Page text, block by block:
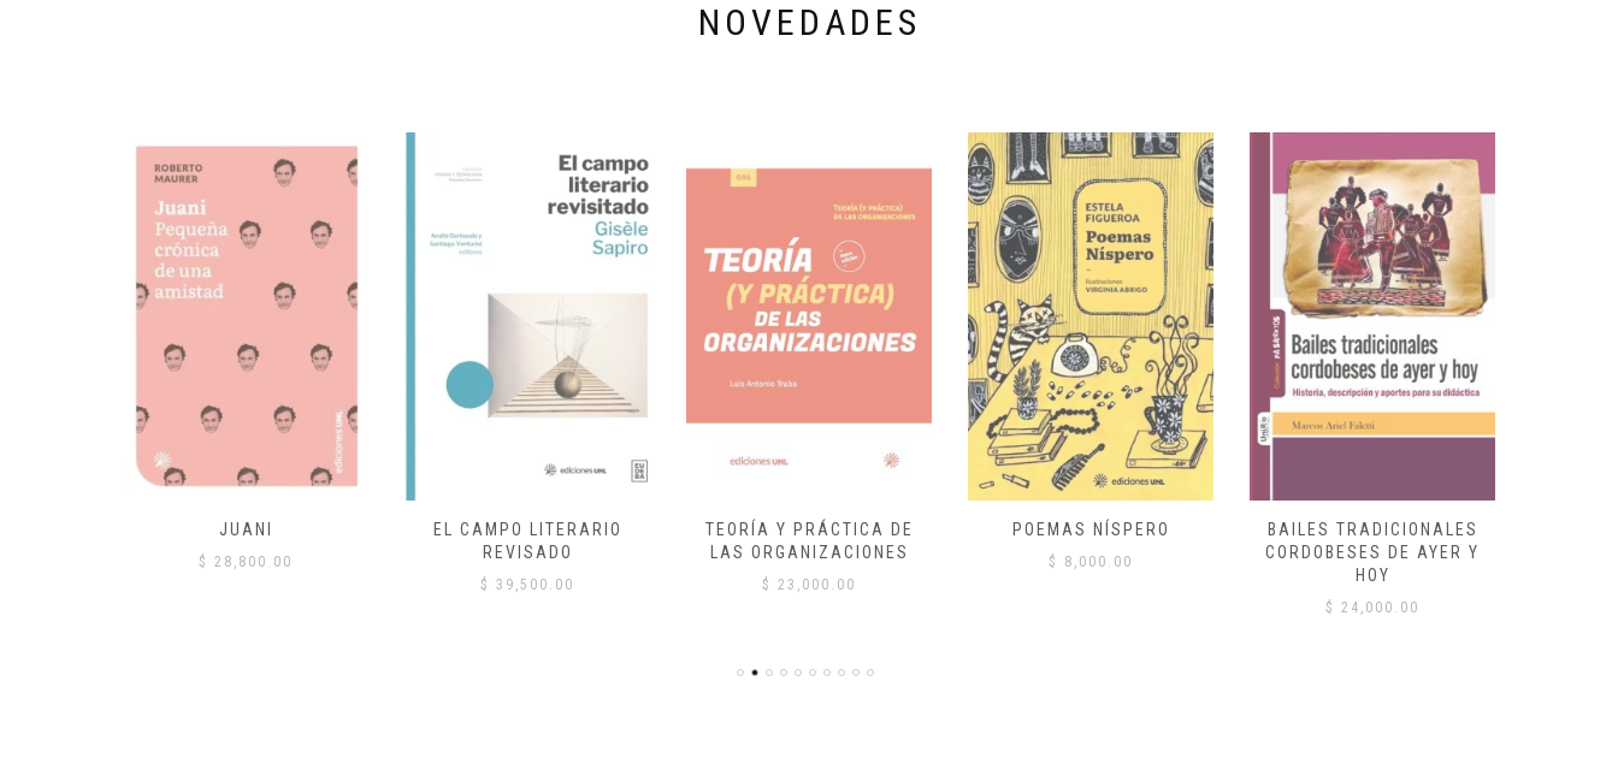
NOVEDADES
JUANI
$ 28,800.00
EL CAMPO LITERARIO
REVISADO
$ 39,500.00
TEORÍA Y PRÁCTICA DE
LAS ORGANIZACIONES
$ 23,000.00
POEMAS NÍSPERO
$ 8,000.00
BAILES TRADICIONALES
CORDOBESES DE AYER Y
HOY
$ 24,000.00